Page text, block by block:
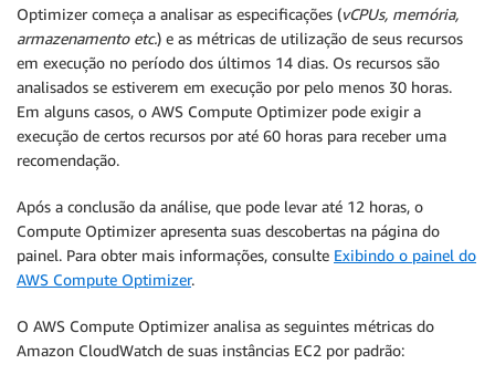
Optimizer começa a analisar as especificações (vCPUs, memória,
armazenamento etc.) e as métricas de utilização de seus recursos
em execução no período dos últimos 14 dias. Os recursos são
analisados se estiverem em execução por pelo menos 30 horas.
Em alguns casos, o AWS Compute Optimizer pode exigir a
execução de certos recursos por até 60 horas para receber uma
recomendação.
Após a conclusão da análise, que pode levar até 12 horas, o
Compute Optimizer apresenta suas descobertas na página do
painel. Para obter mais informações, consulte Exibindo o painel do
AWS Compute Optimizer.
O AWS Compute Optimizer analisa as seguintes métricas do
Amazon CloudWatch de suas instâncias EC2 por padrão: